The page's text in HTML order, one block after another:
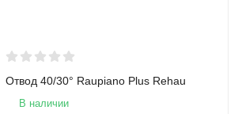
Отвод 40/30° Raupiano Plus Rehau
В наличии